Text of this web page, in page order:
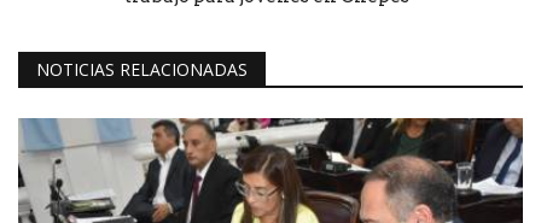
NOTICIAS RELACIONADAS